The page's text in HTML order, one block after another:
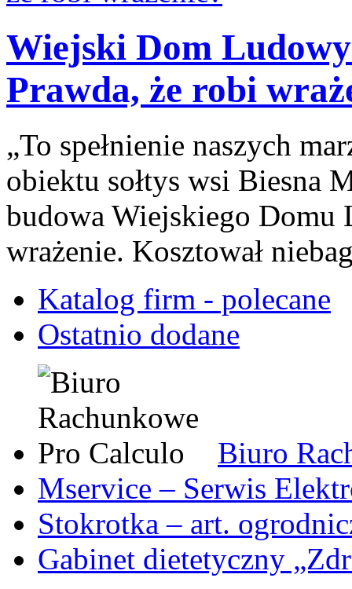
Wiejski Dom
Prawda, że robi
„To spełnienie naszych
obiektu sołtys wsi Biesna
budowa Wiejskiego Domu
wrażenie. Kosztował
Katalog firm - polecane
Ostatnio dodane
Biuro
Mservice – Serwis
Stokrotka – art.
Gabinet dietetyczny